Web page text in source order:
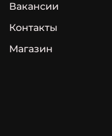
Вакансии
Контакты
Магазин